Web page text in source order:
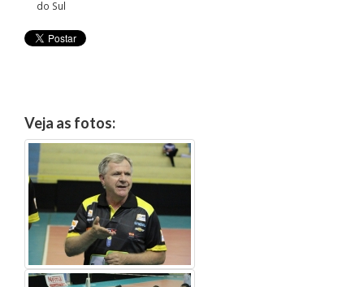
do Sul
Veja as fotos: